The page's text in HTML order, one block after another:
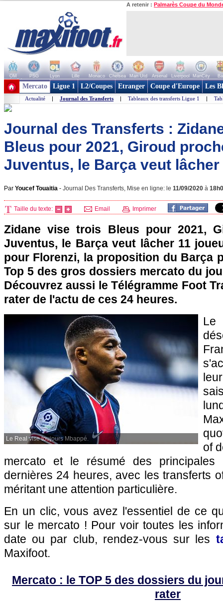
A retenir : Palmarès Coupe du
OM PSG Lyon Lille Monaco Chelsea Man Utd Arsenal Liverpool ManCity
+ de clubs
Mercato Ligue 1 L2/Coupes Etranger Coupe d'Europe Les
Actualité | Journal des Transferts | Tableaux des transferts Ligue 1 |
Journal des Transferts :
Bleus pour 2021, Giroud
Juventus, le Barça veut lâcher
Par Youcef Touaitia - Journal Des Transferts, Mise en ligne: le 11/09/2020 à
Taille du texte: Email Imprimer
Zidane vise trois Bleus pour 2021,
Juventus, le Barça veut lâcher 11
pour Florenzi, la proposition du Barça
Top 5 des gros dossiers mercato du
Découvrez aussi le Télégramme Foot
rater de l'actu de ces 24 heures.
Le Real vise toujours Mbappé.
of
mercato et le résumé des principales
dernières 24 heures, avec les transferts
méritant une attention particulière.
En un clic, vous avez l'essentiel de ce
sur le mercato ! Pour voir toutes les
date ou par club, rendez-vous sur les
Maxifoot.
Mercato : le TOP 5 des dossiers du
rater